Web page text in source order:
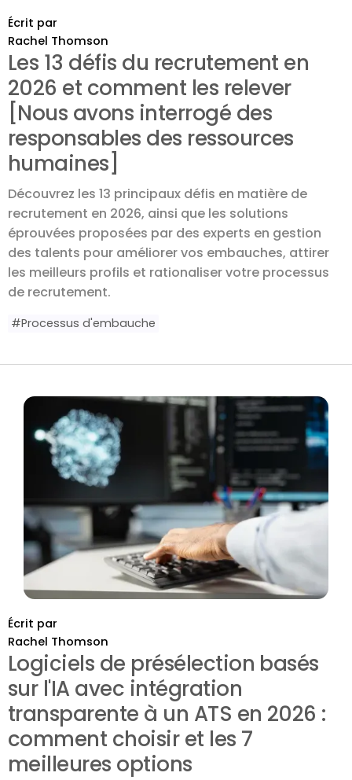
Écrit par
Rachel Thomson
Les 13 défis du recrutement en
2026 et comment les relever
[Nous avons interrogé des
responsables des ressources
humaines]
Découvrez les 13 principaux défis en matière de
recrutement en 2026, ainsi que les solutions
éprouvées proposées par des experts en gestion
des talents pour améliorer vos embauches, attirer
les meilleurs profils et rationaliser votre processus
de recrutement.
#Processus d'embauche
Écrit par
Rachel Thomson
Logiciels de présélection basés
sur l'IA avec intégration
transparente à un ATS en 2026 :
comment choisir et les 7
meilleures options